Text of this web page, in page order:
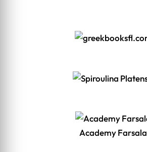
Academy Farsala